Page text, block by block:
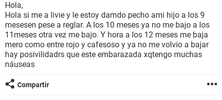
BIENESTAR
SEXUALIDAD
GLOSARIO
Hola,
Hola si me a livie y le estoy damdo pecho ami hijo a los 9
mesesen pese a reglar. A los 10 meses ya no me bajo a los
11meses otra vez me bajo. Y hora a los 12 meses me baja
mero como entre rojo y cafesoso y ya no me volvio a bajar
hay posivilidadrs que este embarazada xqtengo muchas
náuseas
Compartir